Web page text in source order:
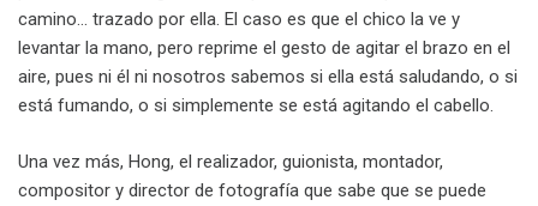
camino… trazado por ella. El caso es que el chico la ve y
levantar la mano, pero reprime el gesto de agitar el brazo en el
aire, pues ni él ni nosotros sabemos si ella está saludando, o si
está fumando, o si simplemente se está agitando el cabello.
Una vez más, Hong, el realizador, guionista, montador,
compositor y director de fotografía que sabe que se puede